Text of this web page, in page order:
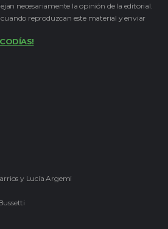
necesariamente la opinión de la editorial.
reproduzcan este material y enviar
y Lucía Argemi